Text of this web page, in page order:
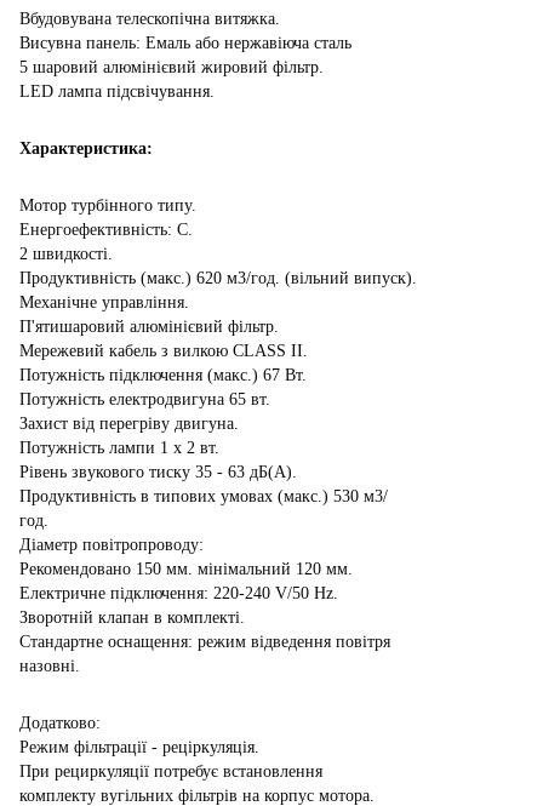
Вбудовувана телескопічна витяжка.
Висувна панель: Емаль або нержавіюча сталь
5 шаровий алюмінієвий жировий фільтр.
LED лампа підсвічування.
Характеристика:
Мотор турбінного типу.
Енергоефективність: С.
2 швидкості.
Продуктивність (макс.) 620 м3/год. (вільний випуск).
Механічне управління.
П'ятишаровий алюмінієвий фільтр.
Мережевий кабель з вилкою CLASS II.
Потужність підключення (макс.) 67 Вт.
Потужність електродвигуна 65 вт.
Захист від перегріву двигуна.
Потужність лампи 1 x 2 вт.
Рівень звукового тиску 35 - 63 дБ(А).
Продуктивність в типових умовах (макс.) 530 м3/
год.
Діаметр повітропроводу:
Рекомендовано 150 мм. мінімальний 120 мм.
Електричне підключення: 220-240 V/50 Hz.
Зворотній клапан в комплекті.
Стандартне оснащення: режим відведення повітря
назовні.
Додатково:
Режим фільтрації - реціркуляція.
При рециркуляції потребує встановлення
комплекту вугільних фільтрів на корпус мотора.